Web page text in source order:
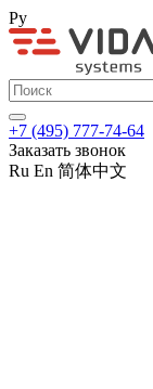
Ру
+7 (495) 777-74-64
Заказать звонок
Ru En 简体中文